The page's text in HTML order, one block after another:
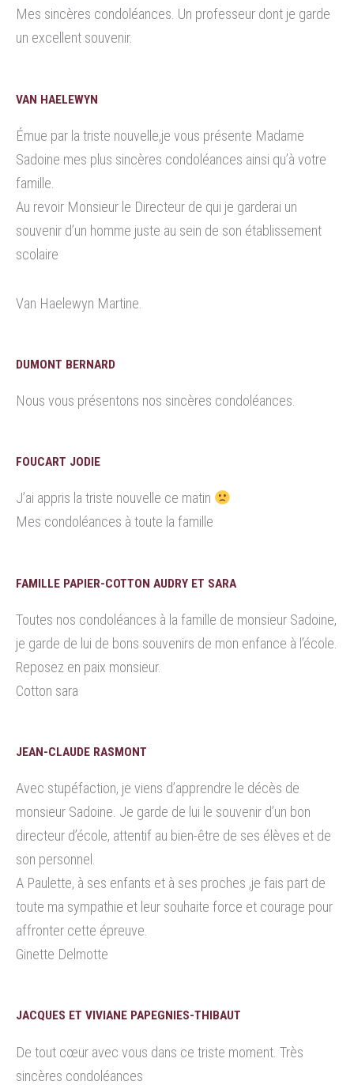
Mes sincères condoléances. Un professeur dont je garde
un excellent souvenir.
VAN HAELEWYN
Émue par la triste nouvelle,je vous présente Madame
Sadoine mes plus sincères condoléances ainsi qu’à votre
famille.
Au revoir Monsieur le Directeur de qui je garderai un
souvenir d’un homme juste au sein de son établissement
scolaire
Van Haelewyn Martine.
DUMONT BERNARD
Nous vous présentons nos sincères condoléances.
FOUCART JODIE
J’ai appris la triste nouvelle ce matin
Mes condoléances à toute la famille
FAMILLE PAPIER-COTTON AUDRY ET SARA
Toutes nos condoléances à la famille de monsieur Sadoine,
je garde de lui de bons souvenirs de mon enfance à l’école.
Reposez en paix monsieur.
Cotton sara
JEAN-CLAUDE RASMONT
Avec stupéfaction, je viens d’apprendre le décès de
monsieur Sadoine. Je garde de lui le souvenir d’un bon
directeur d’école, attentif au bien-être de ses élèves et de
son personnel.
A Paulette, à ses enfants et à ses proches ,je fais part de
toute ma sympathie et leur souhaite force et courage pour
affronter cette épreuve.
Ginette Delmotte
JACQUES ET VIVIANE PAPEGNIES-THIBAUT
De tout cœur avec vous dans ce triste moment. Très
sincères condoléances